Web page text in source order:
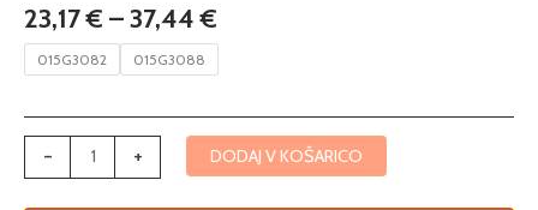
23,17€ –37,44€
015G3082 015G3088
-
količina
+ DODAJ V KOŠARICO